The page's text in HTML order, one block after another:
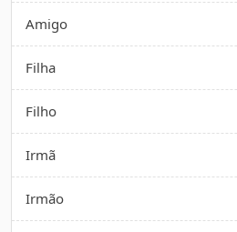
Amigo
Filha
Filho
Irmã
Irmão